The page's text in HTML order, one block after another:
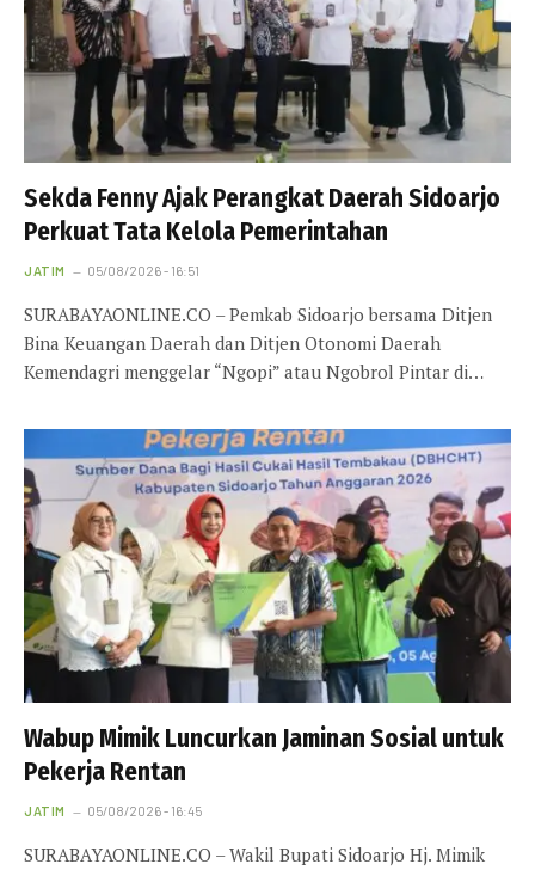
Sekda Fenny Ajak Perangkat Daerah Sidoarjo
Perkuat Tata Kelola Pemerintahan
JATIM 05/08/2026 - 16:51
SURABAYAONLINE.CO – Pemkab Sidoarjo bersama Ditjen
Bina Keuangan Daerah dan Ditjen Otonomi Daerah
Kemendagri menggelar “Ngopi” atau Ngobrol Pintar di…
Wabup Mimik Luncurkan Jaminan Sosial untuk
Pekerja Rentan
JATIM 05/08/2026 - 16:45
SURABAYAONLINE.CO – Wakil Bupati Sidoarjo Hj. Mimik